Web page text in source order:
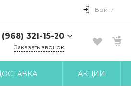
Войти
(968) 321-15-20
ул. Клары
Заказать звонок
АКЦИИ